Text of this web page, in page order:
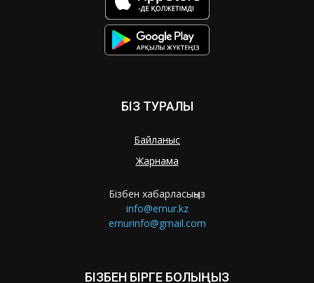
БІЗ ТУРАЛЫ
Байланыс
Жарнама
Бізбен хабарласыңыз
info@ernur.kz
ernurinfo@gmail.com
БІЗБЕН БІРГЕ БОЛЫҢЫЗ